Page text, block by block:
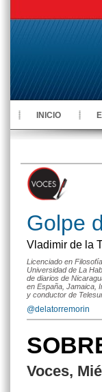
INICIO
Golpe
Vladimir de la
Licenciado en
Universidad de La
de diarios de
en España, Jamaica,
y conductor de
@delatorremorin
Voces,